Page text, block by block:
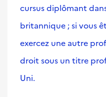
cursus diplômant
britannique ; si vous
exercez une autre
droit sous un titre
Uni.